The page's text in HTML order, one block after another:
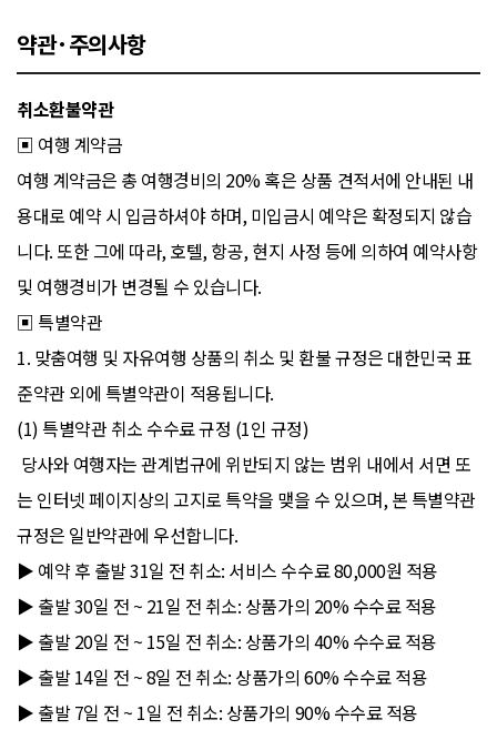
약관·주의사항
취소환불약관
▣ 여행 계약금
여행 계약금은 총 여행경비의 20% 혹은 상품 견적서에 안내된 내
용대로 예약 시 입금하셔야 하며, 미입금시 예약은 확정되지 않습
니다. 또한 그에 따라, 호텔, 항공, 현지 사정 등에 의하여 예약사항
및 여행경비가 변경될 수 있습니다.
▣ 특별약관
1. 맞춤여행 및 자유여행 상품의 취소 및 환불 규정은 대한민국 표
준약관 외에 특별약관이 적용됩니다.
(1) 특별약관 취소 수수료 규정 (1인 규정)
당사와 여행자는 관계법규에 위반되지 않는 범위 내에서 서면 또
는 인터넷 페이지상의 고지로 특약을 맺을 수 있으며, 본 특별약관
규정은 일반약관에 우선합니다.
▶ 예약 후 출발 31일 전 취소: 서비스 수수료 80,000원 적용
▶ 출발 30일 전 ~ 21일 전 취소: 상품가의 20% 수수료 적용
▶ 출발 20일 전 ~ 15일 전 취소: 상품가의 40% 수수료 적용
▶ 출발 14일 전 ~ 8일 전 취소: 상품가의 60% 수수료 적용
▶ 출발 7일 전 ~ 1일 전 취소: 상품가의 90% 수수료 적용